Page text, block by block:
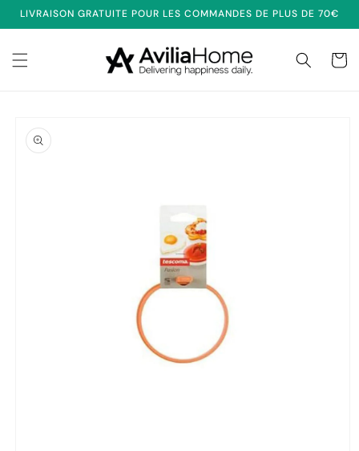
passer
au
LIVRAISON GRATUITE POUR LES COMMANDES DE PLUS DE 70€
Panier
informations
produits